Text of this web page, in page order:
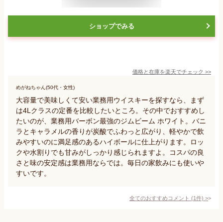
ショップでみる
価格と在庫を楽天でチェック >>
めがねちゃん(50代・女性)
大容量で美味しくて安い業務用ウイスキーを探すなら、まず
は4Lクラスの定番を比較したいところ。その中でおすすめし
たいのが、業務用バーボン最強のジムビーム ホワイト。バニ
ラとキャラメルの香りが炭酸でふわっと広がり、軽やかで飲
みやすいのに満足感のあるハイボールに仕上がります。ロッ
クや水割りでも甘みがしっかり感じられますよ。コスパの良
さと味の安定感は業務用ならでは。毎日の家飲みにも使いや
すいです。
全てのおすすめコメント (1件) >